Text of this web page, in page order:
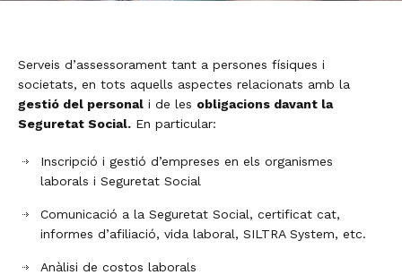
Serveis d’assessorament tant a persones físiques i
societats, en tots aquells aspectes relacionats amb la
gestió del personal i de les obligacions davant la
Seguretat Social. En particular:
Inscripció i gestió d’empreses en els organismes
laborals i Seguretat Social
Comunicació a la Seguretat Social, certificat cat,
informes d’afiliació, vida laboral, SILTRA System, etc.
Anàlisi de costos laborals